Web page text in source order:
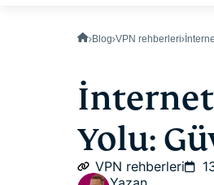
Blog VPN rehberleri
İnternet
Yolu:
VPN rehberleri